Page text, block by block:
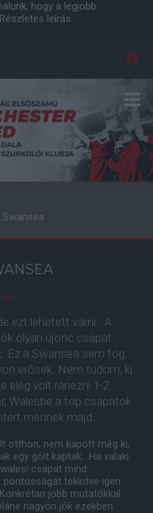
hogy a legjobb
Részletes leírás
ezt lehetett várni. A
olyan újonc csapat
Ez a Swansea sem fog,
erõsek. Nem tudom, ki
elég volt ránézni 1-2
Walesbe a top csapatok
mennek majd.
otthon, nem kapott még ki,
egy gólt kaptak. Ha valaki
csapat mind
tekintve igen
jobb mutatókkal
nagyon jók ezekben.